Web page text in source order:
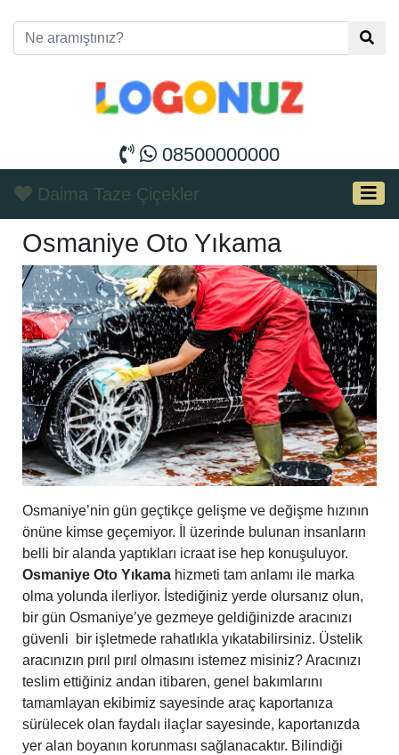
08500000000
En Uygun Fiyat
Osmaniye Oto Yıkama
Osmaniye’nin gün geçtikçe gelişme ve değişme hızının
önüne kimse geçemiyor. İl üzerinde bulunan insanların
belli bir alanda yaptıkları icraat ise hep konuşuluyor.
Osmaniye Oto Yıkama hizmeti tam anlamı ile marka
olma yolunda ilerliyor. İstediğiniz yerde olursanız olun,
bir gün Osmaniye’ye gezmeye geldiğinizde aracınızı
güvenli bir işletmede rahatlıkla yıkatabilirsiniz. Üstelik
aracınızın pırıl pırıl olmasını istemez misiniz? Aracınızı
teslim ettiğiniz andan itibaren, genel bakımlarını
tamamlayan ekibimiz sayesinde araç kaportanıza
sürülecek olan faydalı ilaçlar sayesinde, kaportanızda
yer alan boyanın korunması sağlanacaktır. Bilindiği